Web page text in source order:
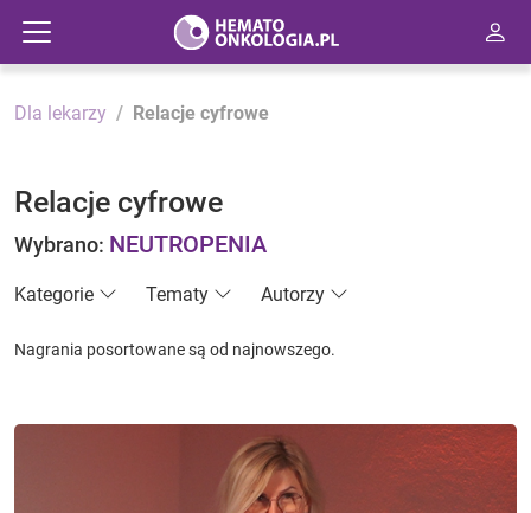
Dla lekarzy Relacje cyfrowe
Relacje cyfrowe
Wybrano: NEUTROPENIA
Kategorie Tematy Autorzy
Nagrania posortowane są od najnowszego.